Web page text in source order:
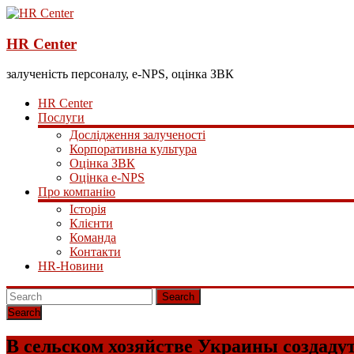
HR Center
залученість персоналу, e-NPS, оцінка ЗВК
HR Center
Послуги
Дослідження залученості
Корпоративна культура
Оцінка ЗВК
Оцінка e-NPS
Про компанію
Історія
Клієнти
Команда
Контакти
HR-Новини
Search
В сельском хозяйстве Украины